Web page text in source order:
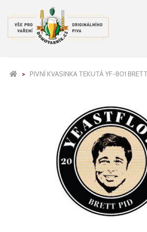
PIVNÍ KVASINKA TEKUTÁ YF-801